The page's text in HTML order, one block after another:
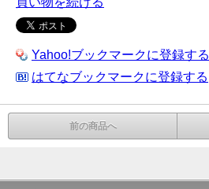
Yahoo!ブックマークに登録する
はてなブックマークに登録する
前の商品へ